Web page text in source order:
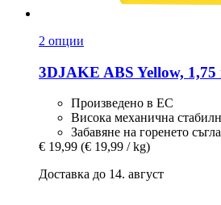
2 опции
3DJAKE ABS Yellow,
Произведено в ЕС
Висока механична
Забавяне на горенето
€ 19,99 (€ 19,99 / kg)
Доставка до 14. август